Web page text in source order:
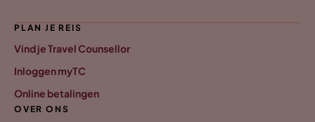
PLAN JE REIS
Vind je Travel Counsellor
Inloggen myTC
Online betalingen
OVER ONS